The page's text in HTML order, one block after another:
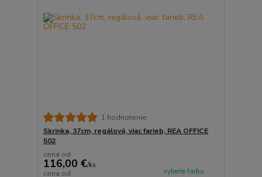
1 hodnotenie
Skrinka, 37cm, regálová, viac farieb, REA OFFICE
502
cena od
116,00 €/ks
cena od
vyberte farbu